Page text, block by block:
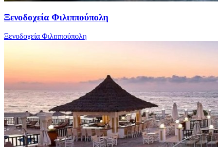
Ξενοδοχεία Φιλιππούπολη
Ξενοδοχεία Φιλιππούπολη